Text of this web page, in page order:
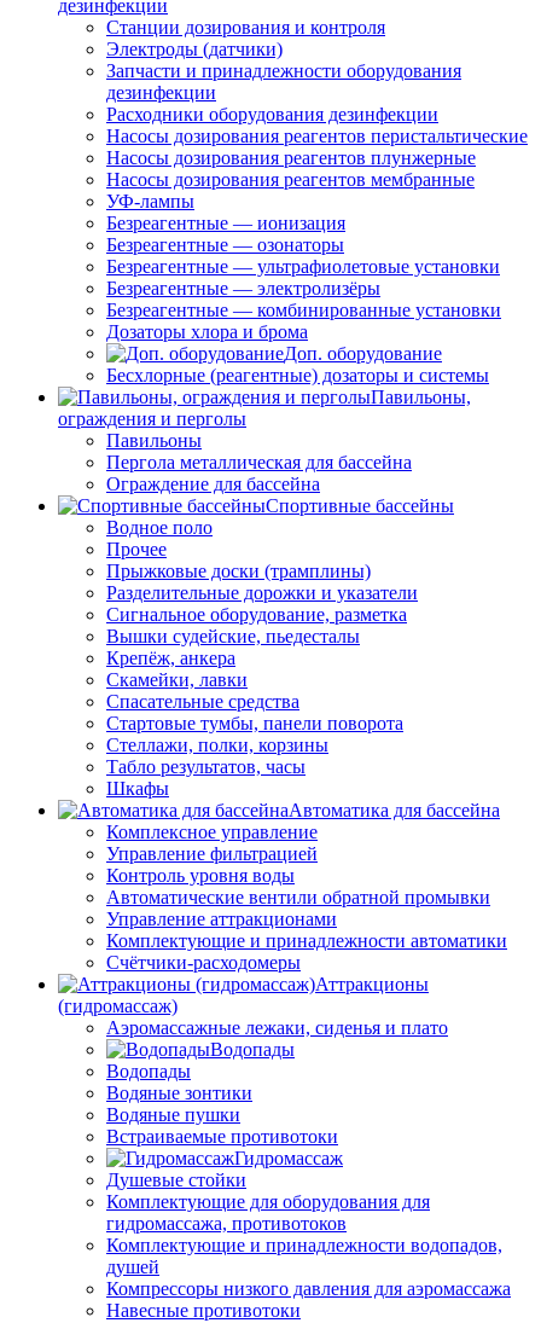
дезинфекции
Станции дозирования и контроля
Электроды (датчики)
Запчасти и принадлежности оборудования
дезинфекции
Расходники оборудования дезинфекции
Насосы дозирования реагентов перистальтические
Насосы дозирования реагентов плунжерные
Насосы дозирования реагентов мембранные
УФ-лампы
Безреагентные — ионизация
Безреагентные — озонаторы
Безреагентные — ультрафиолетовые установки
Безреагентные — электролизёры
Безреагентные — комбинированные установки
Дозаторы хлора и брома
Доп. оборудование
Бесхлорные (реагентные) дозаторы и системы
Павильоны,
ограждения и перголы
Павильоны
Пергола металлическая для бассейна
Ограждение для бассейна
Спортивные бассейны
Водное поло
Прочее
Прыжковые доски (трамплины)
Разделительные дорожки и указатели
Cигнальное оборудование, разметка
Вышки судейские, пьедесталы
Крепёж, анкера
Скамейки, лавки
Спасательные средства
Стартовые тумбы, панели поворота
Стеллажи, полки, корзины
Табло результатов, часы
Шкафы
Автоматика для бассейна
Комплексное управление
Управление фильтрацией
Контроль уровня воды
Автоматические вентили обратной промывки
Управление аттракционами
Комплектующие и принадлежности автоматики
Счётчики-расходомеры
Аттракционы
(гидромассаж)
Аэромассажные лежаки, сиденья и плато
Водопады
Водопады
Водяные зонтики
Водяные пушки
Встраиваемые противотоки
Гидромассаж
Душевые стойки
Комплектующие для оборудования для
гидромассажа, противотоков
Комплектующие и принадлежности водопадов,
душей
Компрессоры низкого давления для аэромассажа
Навесные противотоки